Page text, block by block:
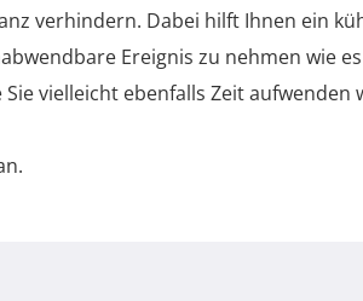
verhindern. Dabei hilft Ihnen ein
Ereignis zu nehmen wie
vielleicht ebenfalls Zeit aufwenden